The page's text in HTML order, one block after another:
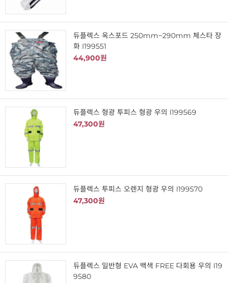
듀플렉스 옥스포드 250mm~290mm 체스타 장
화 I199551
44,900원
듀플렉스 형광 투피스 형광 우의 I199569
47,300원
듀플렉스 투피스 오렌지 형광 우의 I199570
47,300원
듀플렉스 일반형 EVA 백색 FREE 다회용 우의 I19
9580